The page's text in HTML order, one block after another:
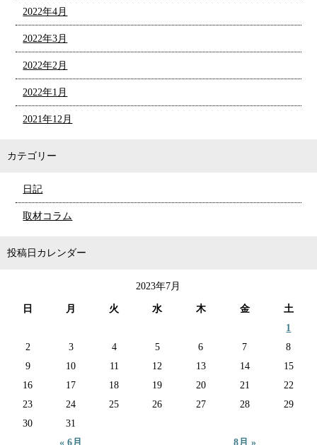
2022年4月
2022年3月
2022年2月
2022年1月
2021年12月
カテゴリー
日記
取材コラム
投稿日カレンダー
2023年7月
日 月 火 水 木 金 土
« 6月 8月 »
1
2
3 4 5 6 7
8
9
10 11 12 13 14
15
16
17 18 19 20 21
22
23
24 25 26 27 28
29
30
31